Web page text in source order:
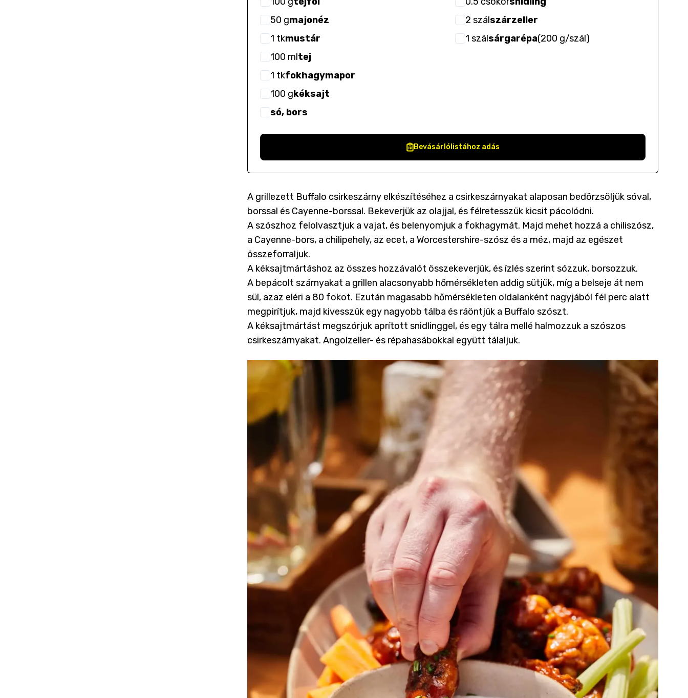
50 gmajonéz
1 tkmustár
100 mltej
1 tkfokhagymapor
100 gkéksajt
só, bors
2 szálszárzeller
1 szálsárgarépa(200 g/szál)
Bevásárlólistához adás
A grillezett Buffalo csirkeszárny elkészítéséhez a csirkeszárnyakat alaposan bedörzsöljük sóval,
borssal és Cayenne-borssal. Bekeverjük az olajjal, és félretesszük kicsit pácolódni.
A szószhoz felolvasztjuk a vajat, és belenyomjuk a fokhagymát. Majd mehet hozzá a chiliszósz,
a Cayenne-bors, a chilipehely, az ecet, a Worcestershire-szósz és a méz, majd az egészet
összeforraljuk.
A kéksajtmártáshoz az összes hozzávalót összekeverjük, és ízlés szerint sózzuk, borsozzuk.
A bepácolt szárnyakat a grillen alacsonyabb hőmérsékleten addig sütjük, míg a belseje át nem
sül, azaz eléri a 80 fokot. Ezután magasabb hőmérsékleten oldalanként nagyjából fél perc alatt
megpirítjuk, majd kivesszük egy nagyobb tálba és ráöntjük a Buffalo szószt.
A kéksajtmártást megszórjuk aprított snidlinggel, és egy tálra mellé halmozzuk a szószos
csirkeszárnyakat. Angolzeller- és répahasábokkal együtt tálaljuk.